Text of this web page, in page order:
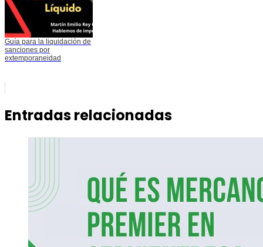
Guía para la liquidación de
sanciones por
extemporaneidad
Entradas relacionadas